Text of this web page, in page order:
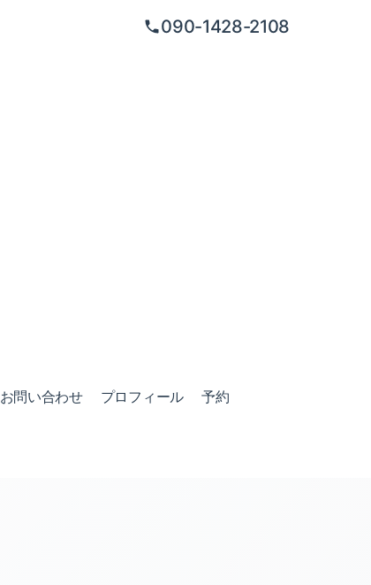
090-1428-2108
お問い合わせ プロフィール 予約